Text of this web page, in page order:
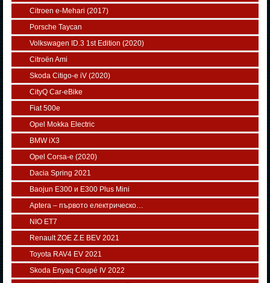
Citroen e-Mehari (2017)
Porsche Taycan
Volkswagen ID.3 1st Edition (2020)
Citroën Ami
Skoda Citigo-e iV (2020)
CityQ Car-eBike
Fiat 500e
Opel Mokka Electric
BMW iX3
Opel Corsa-e (2020)
Dacia Spring 2021
Baojun E300 и E300 Plus Mini
Aptera – първото електрическо…
NIO ET7
Renault ZOE Z.E BEV 2021
Toyota RAV4 EV 2021
Skoda Enyaq Coupé IV 2022